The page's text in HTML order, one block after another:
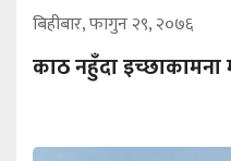
बिहीबार, फागुन २९, २०७६
काठ नहुँदा इच्छाकामना